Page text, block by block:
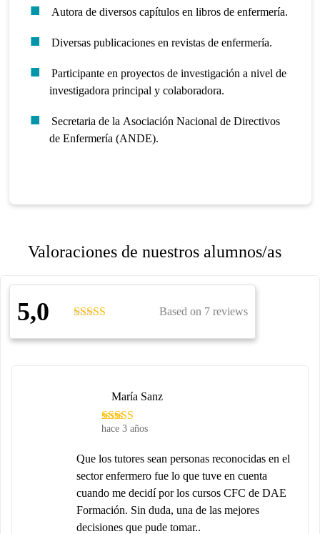
Autora de diversos capítulos en libros de enfermería.
Diversas publicaciones en revistas de enfermería.
Participante en proyectos de investigación a nivel de
investigadora principal y colaboradora.
Secretaria de la Asociación Nacional de Directivos
de Enfermería (ANDE).
Valoraciones de nuestros alumnos/as
5,0 Based on 7 reviews
hace 3 años
María Sanz
Que los tutores sean personas reconocidas en el
sector enfermero fue lo que tuve en cuenta
cuando me decidí por los cursos CFC de DAE
Formación. Sin duda, una de las mejores
decisiones que pude tomar..